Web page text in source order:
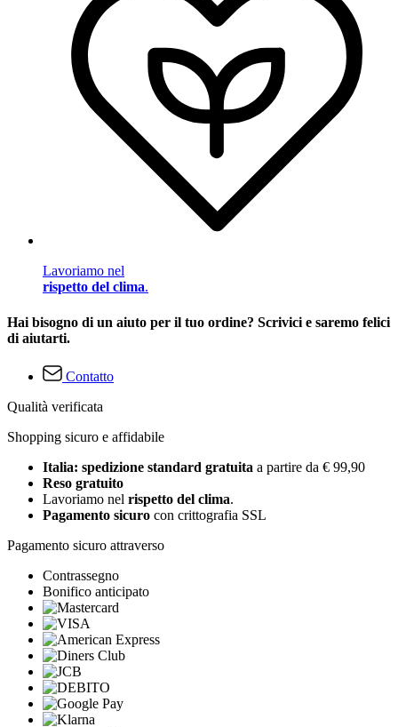
Lavoriamo nel
rispetto del clima.
Hai bisogno di un aiuto per il tuo ordine? Scrivici e saremo felici
di aiutarti.
Contatto
Qualità verificata
Shopping sicuro e affidabile
Italia: spedizione standard gratuita a partire da € 99,90
Reso gratuito
Lavoriamo nel rispetto del clima.
Pagamento sicuro con crittografia SSL
Pagamento sicuro attraverso
Contrassegno
Bonifico anticipato